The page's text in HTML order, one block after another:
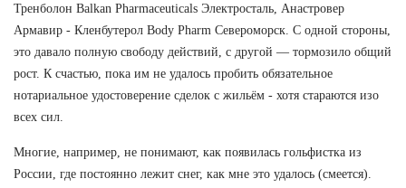
Тренболон Balkan Pharmaceuticals Электросталь, Анастровер
Армавир - Кленбутерол Body Pharm Североморск. С одной стороны,
это давало полную свободу действий, с другой — тормозило общий
рост. К счастью, пока им не удалось пробить обязательное
нотариальное удостоверение сделок с жильём - хотя стараются изо
всех сил.
Многие, например, не понимают, как появилась гольфистка из
России, где постоянно лежит снег, как мне это удалось (смеется).